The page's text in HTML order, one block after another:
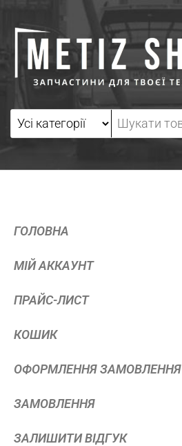
ГОЛОВНА
МІЙ АККАУНТ
ПРАЙС-ЛИСТ
КОШИК
ОФОРМЛЕННЯ ЗАМОВЛЕННЯ
ЗАМОВЛЕННЯ
ЗАЛИШИТИ ВІДГУК